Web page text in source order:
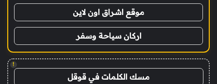
موقع اشراق اون لاين
اركان سياحة وسفر
!
مسك الكلمات في قوقل